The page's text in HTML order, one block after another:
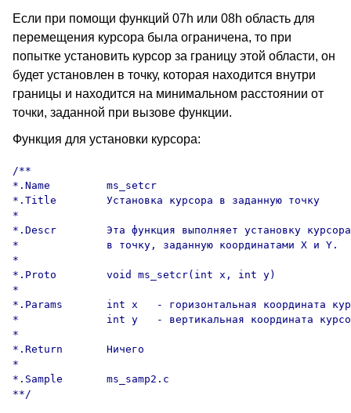
Если при помощи функций 07h или 08h область для
перемещения курсора была ограничена, то при
попытке установить курсор за границу этой области, он
будет установлен в точку, которая находится внутри
границы и находится на минимальном расстоянии от
точки, заданной при вызове функции.
Функция для установки курсора:
/**
*.Name         ms_setcr
*.Title        Установка курсора в заданную точку
*
*.Descr        Эта функция выполняет установку
*              в точку, заданную координатами X и Y.
*
*.Proto        void ms_setcr(int x, int y)
*
*.Params       int x   - горизонтальная координата
*              int y   - вертикальная координата
*
*.Return       Ничего
*
*.Sample       ms_samp2.c
**/